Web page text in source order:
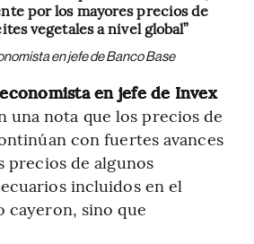
por los mayores precios de
vegetales a nivel global”
en jefe de Banco Base
en jefe de Invex
una nota que los precios de
con fuertes avances
precios de algunos
incluidos en el
cayeron, sino que